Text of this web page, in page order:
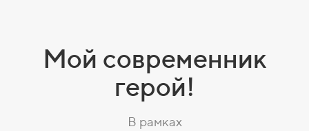
Мой современник
герой!
В рамках